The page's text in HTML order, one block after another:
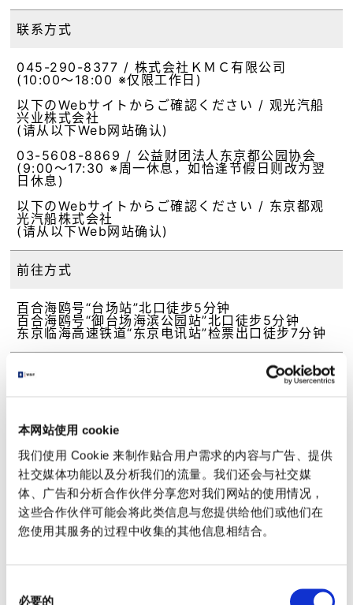
本网站使用 cookie
我们使用 Cookie 来制作贴合用户需求的内容与广告、提供
社交媒体功能以及分析我们的流量。我们还会与社交媒
体、广告和分析合作伙伴分享您对我们网站的使用情况，
这些合作伙伴可能会将此类信息与您提供给他们或他们在
您使用其服务的过程中收集的其他信息相结合。
必要的
联系方式
045-290-8377 / 株式会社ＫＭＣ有限公司
(10:00～18:00 ※仅限工作日)
以下のWebサイトからご確認ください / 观光汽船
兴业株式会社
(请从以下Web网站确认)
03-5608-8869 / 公益财团法人东京都公园协会
(9:00～17:30 ※周一休息，如恰逢节假日则改为翌
日休息)
以下のWebサイトからご確認ください / 东京都观
光汽船株式会社
(请从以下Web网站确认)
前往方式
百合海鸥号“台场站”北口徒步5分钟
百合海鸥号“御台场海滨公园站”北口徒步5分钟
东京临海高速铁道“东京电讯站”检票出口徒步7分钟
URL
https://qrtranslator.com/0000005757/00005
8/CN
https://www.urbanlaunch.net/boarding/#map
-odaiba
https://reservedcruise.com/access/index.ph
p#pier09
备考